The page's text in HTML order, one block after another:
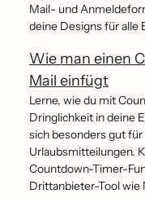
Mail- und
deine Designs für alle
Wie man einen
Mail einfügt
Lerne, wie du mit
Dringlichkeit in deine
sich besonders gut
Urlaubsmitteilungen.
Countdown-Timer-
Drittanbieter-Tool wie